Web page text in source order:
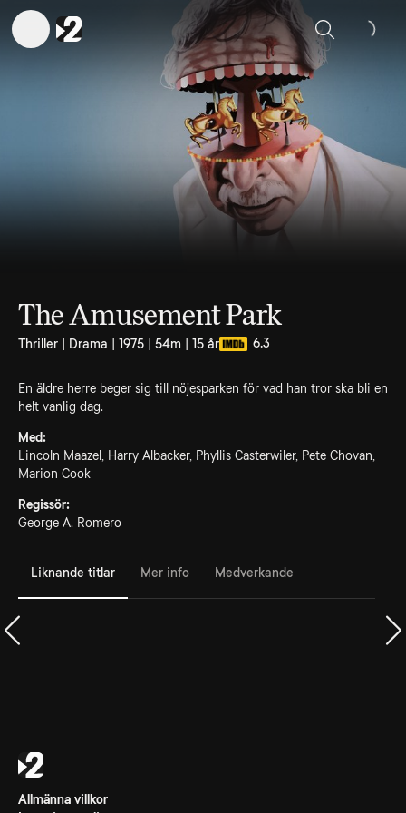
Sök
The Amusement Park
Thriller | Drama | 1975 | 54m | 15 år 6.3
En äldre herre beger sig till nöjesparken för vad han tror ska bli en
helt vanlig dag.
Med:
Lincoln Maazel, Harry Albacker, Phyllis Casterwiler, Pete Chovan,
Marion Cook
Regissör:
George A. Romero
Liknande titlar Mer info Medverkande
Allmänna villkor